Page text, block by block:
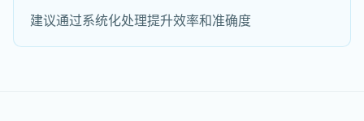
建议通过系统化处理提升效率和准确度